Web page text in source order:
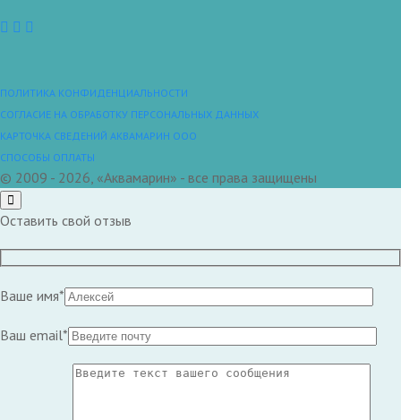
ПОЛИТИКА КОНФИДЕНЦИАЛЬНОСТИ
СОГЛАСИЕ НА ОБРАБОТКУ ПЕРСОНАЛЬНЫХ ДАННЫХ
КАРТОЧКА СВЕДЕНИЙ АКВАМАРИН ООО
СПОСОБЫ ОПЛАТЫ
© 2009 - 2026, «Аквамарин» - все права защищены
Оставить свой отзыв
Ваше имя*
Ваш email*